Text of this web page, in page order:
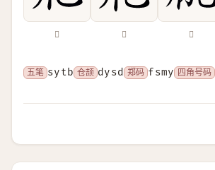
𤕮 𤕴 𤖌
五笔 sytb 仓颉 dysd 郑码 fsmy 四角号码